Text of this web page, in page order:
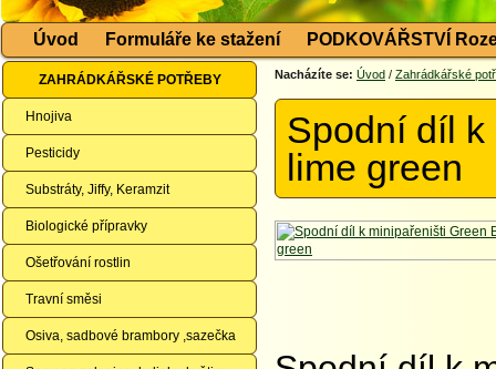
Úvod Formuláře ke stažení PODKOVÁŘSTVÍ
ZAHRÁDKÁŘSKÉ POTŘEBY
Hnojiva
Pesticidy
Substráty, Jiffy, Keramzit
Biologické přípravky
Ošetřování rostlin
Travní směsi
Osiva, sadbové brambory ,sazečka
Nacházíte se: Úvod / Zahrádkářské
Spodní díl k
lime green